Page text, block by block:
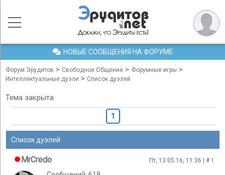
НОВЫЕ СООБЩЕНИЯ НА ФОРУМЕ
Форум Эрудитов > Свободное Общение > Форумные игры >
Интеллектуальные дуэли > Список дуэлей
Тема закрыта
1
Список дуэлей
MrCredo Пт, 13.05.16, 11:36 | # 1